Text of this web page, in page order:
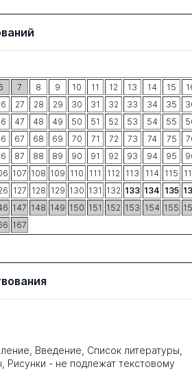
7 8 9 10 11 12 13 14 15
27 28 29 30 31 32 33 34 35
47 48 49 50 51 52 53 54 55
67 68 69 70 71 72 73 74 75
87 88 89 90 91 92 93 94 95
107 108 109 110 111 112 113 114 115
127 128 129 130 131 132 133 134 135
147 148 149 150 151 152 153 154 155
167
Введение, Список литературы,
Рисунки - не подлежат текстовому